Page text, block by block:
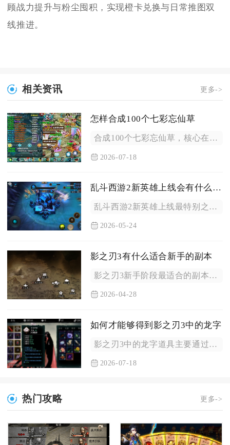
顾战力提升与粉尘囤积，实现橙卡兑换与日常推图双
线推进。
相关资讯 更多->
怎样合成100个七彩忘仙草
合成100个七彩忘仙草，核心在于稳定获取基础材料、优化合成配...
2026-07-18
乱斗西游2新英雄上线会有什么特别之处
乱斗西游2新英雄上线最特别之处在于机制创新打破传统职业界限、...
2026-05-24
影之刃3有什么适合新手的副本
影之刃3新手阶段最适合的副本依次为主线剧情副本、昼夜空间资源...
2026-04-28
如何才能够得到影之刃3中的龙字
影之刃3中的龙字道具主要通过虚空裂缝湮灭难度副本掉落，搭配正...
2026-07-18
热门攻略 更多->